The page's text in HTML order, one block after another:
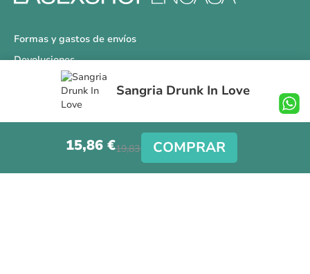
Sangria Drunk In Love
15,86 €19,83 € COMPRAR
Formas y gastos de envíos
Devoluciones
Información Tallas
Protección a Compradores
Nuestra Tienda
Aviso Legal
Síguenos en nuestras redes sociales